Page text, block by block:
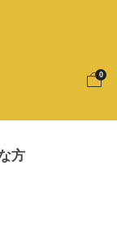
0
方